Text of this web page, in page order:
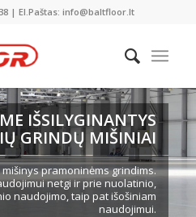
| El.Paštas: info@baltfloor.lt
IŠSILYGINANTYS
GRINDŲ MIŠINIAI
pramoninėms grindims.
netgi ir prie nuolatinio,
naudojimo, taip pat išošiniam
naudojimui.